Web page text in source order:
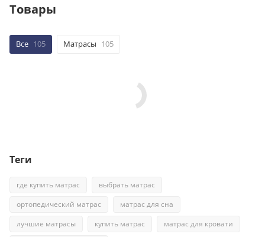
Товары
Все 105 Матрасы 105
Теги
где купить матрас
выбрать матрас
ортопедический матрас
матрас для сна
лучшие матрасы
купить матрас
матрас для кровати